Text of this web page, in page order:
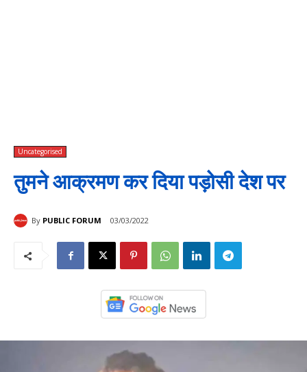
Uncategorised
तुमने आक्रमण कर दिया पड़ोसी देश पर
By PUBLIC FORUM 03/03/2022